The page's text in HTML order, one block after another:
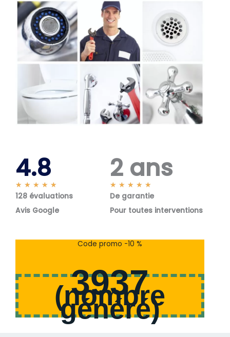
4.8
★ ★ ★ ★ ★
o
s
128 évaluations
Avis Google
2 ans
★ ★ ★ ★ ★
o
s
De garantie
Pour toutes interventions
Code promo -10 %
3937
(nombre
généré)